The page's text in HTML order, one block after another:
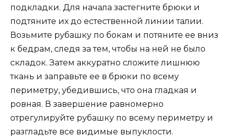
подкладки. Для начала застегните брюки и
подтяните их до естественной линии талии.
Возьмите рубашку по бокам и потяните ее вниз
к бедрам, следя за тем, чтобы на ней не было
складок. Затем аккуратно сложите лишнюю
ткань и заправьте ее в брюки по всему
периметру, убедившись, что она гладкая и
ровная. В завершение равномерно
отрегулируйте рубашку по всему периметру и
разгладьте все видимые выпуклости.